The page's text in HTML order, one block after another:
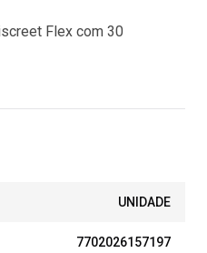
Flex com 30
UNIDADE
7702026157197